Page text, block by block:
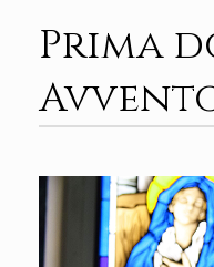
Prima